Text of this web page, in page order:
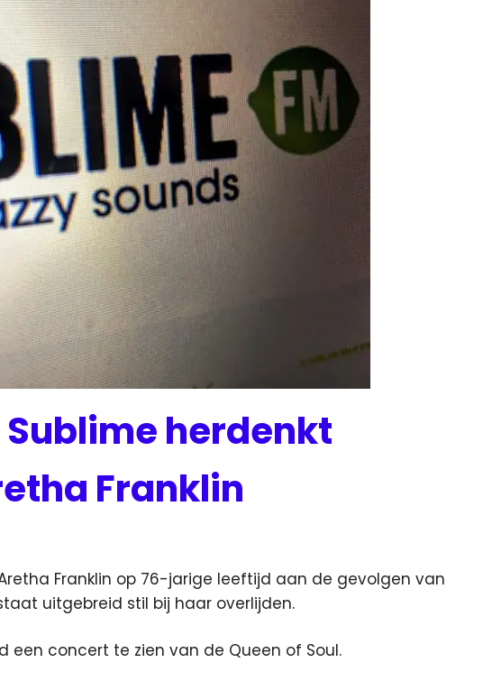
herdenkt
Franklin
Franklin op 76-jarige leeftijd aan de gevolgen van
uitgebreid stil bij haar overlijden.
een concert te zien van de Queen of Soul.